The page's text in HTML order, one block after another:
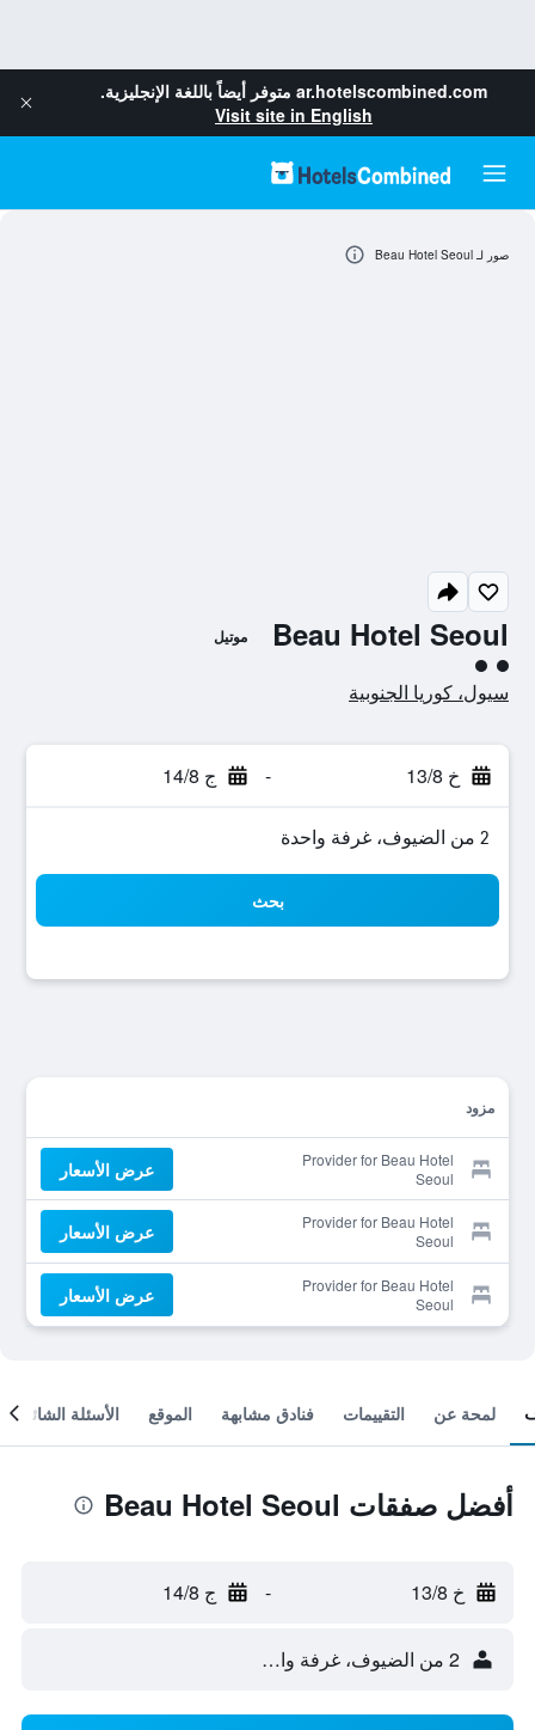
ar.hotelscombined.com متوفر أيضاً باللغة الإنجليزية.
Visit site in English
Beau Hotel Seoul موتيل
تقييم فئة 2
سيول، كوريا الجنوبية
خ 13/8 - ج 14/8
2 من الضيوف، غرفة واحدة
بحث
مزود
Provider for Beau Hotel
Seoul
عرض الأسعار
Provider for Beau Hotel
Seoul
عرض الأسعار
Provider for Beau Hotel
Seoul
عرض الأسعار
صور لـ Beau Hotel Seoul
لمحة عن التقييمات فنادق مشابهة الموقع الأسئلة الشائعة
أفضل صفقات Beau Hotel Seoul
خ 13/8 - ج 14/8
2 من الضيوف، غرفة واحدة